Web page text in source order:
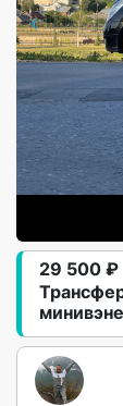
29 500 ₽